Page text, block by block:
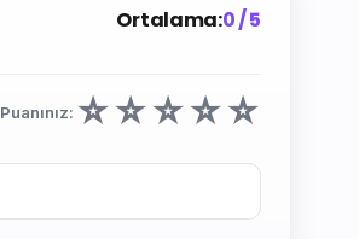
Ortalama:0 / 5
Puanınız: ☆☆☆☆☆